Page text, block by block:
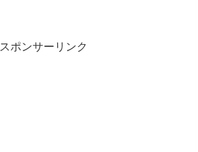
スポンサーリンク